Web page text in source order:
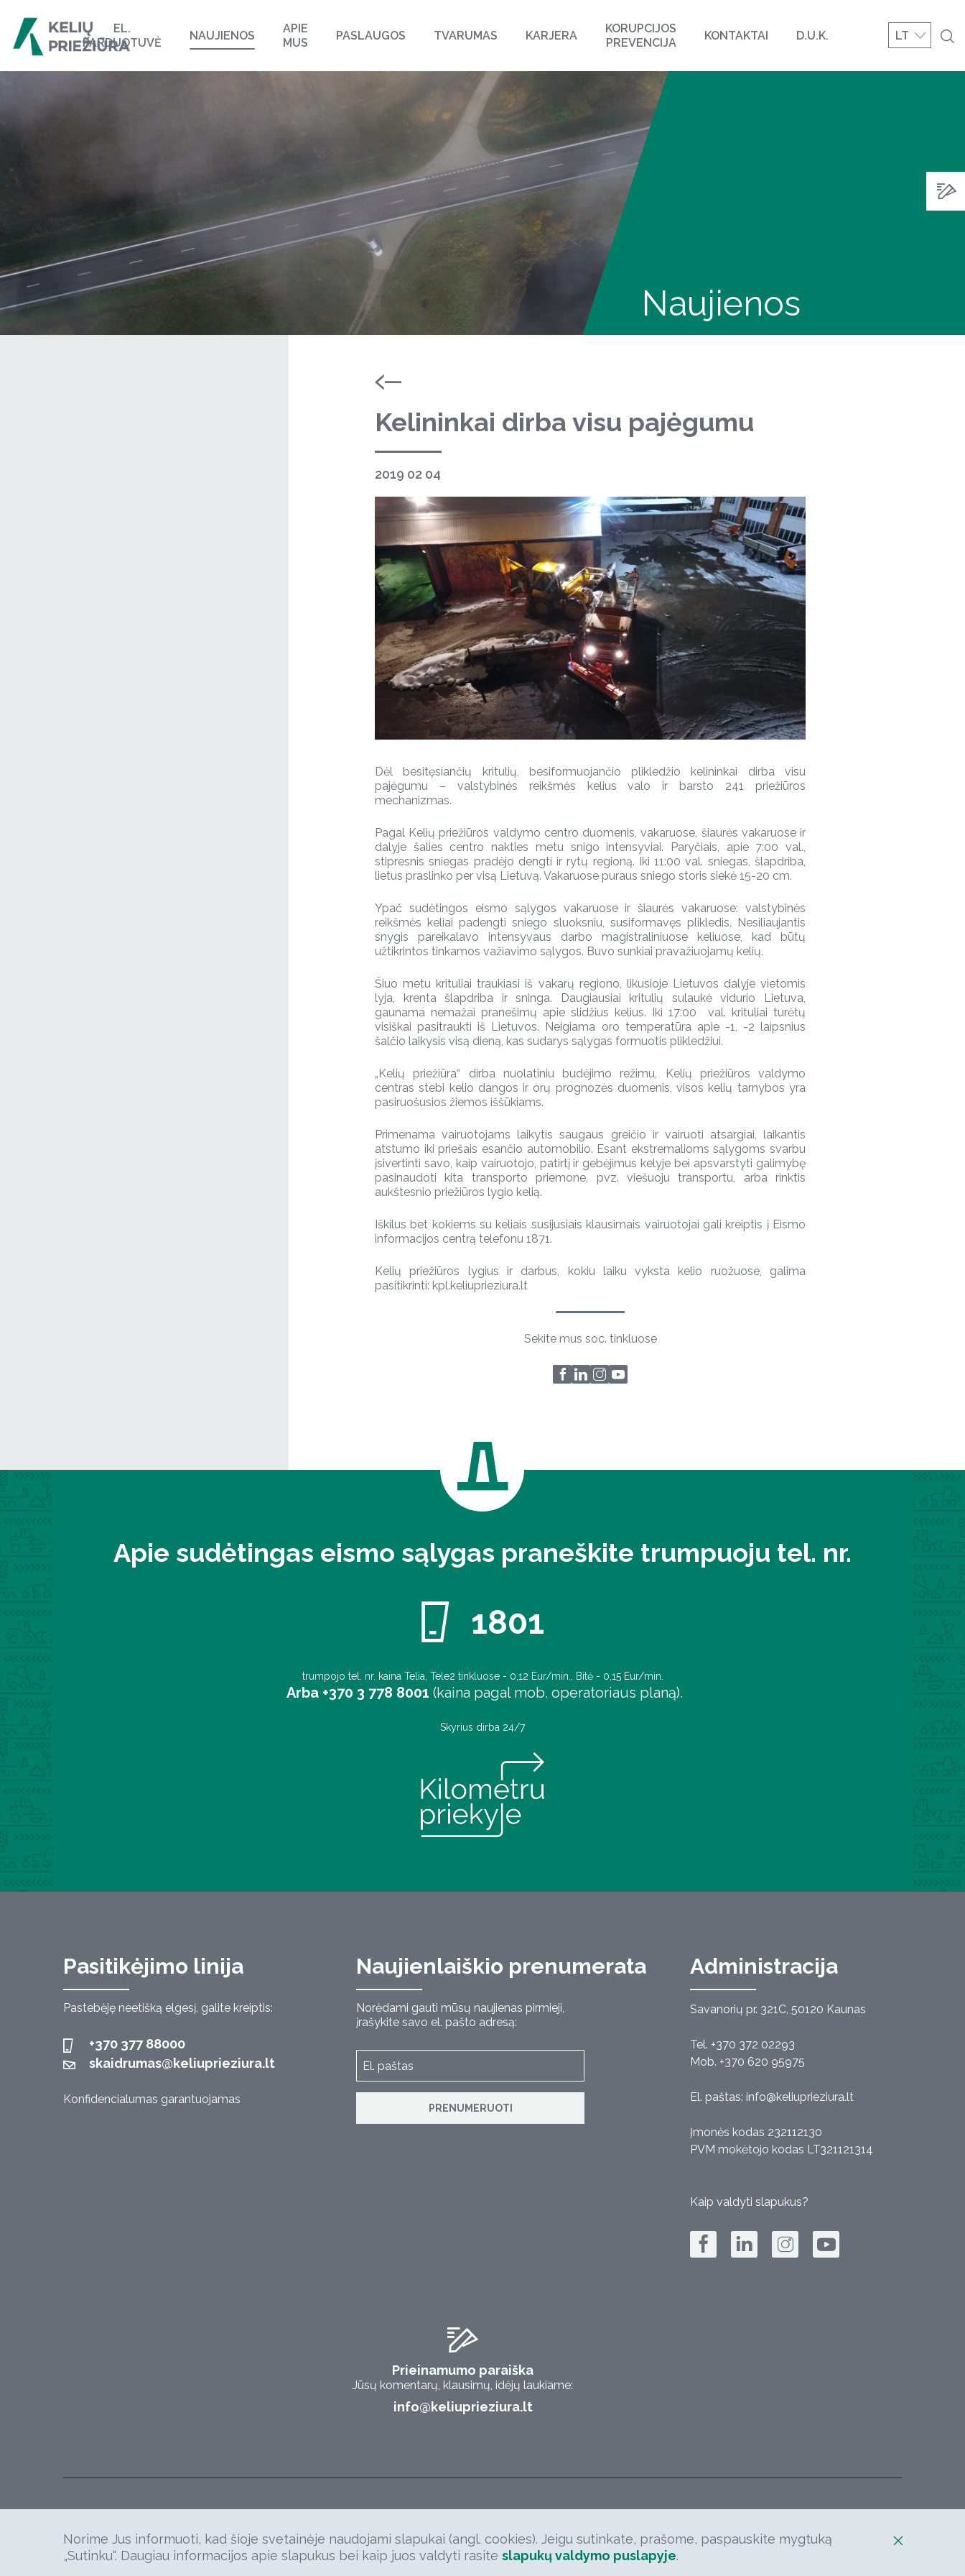
EL.
PARDUOTUVĖ
NAUJIENOS
APIE
MUS
PASLAUGOS TVARUMAS KARJERA
KORUPCIJOS
PREVENCIJA
KONTAKTAI D.U.K. LT
Naujienos
Kelininkai dirba visu pajėgumu
2019 02 04
Dėl besitęsiančių kritulių, besiformuojančio plikledžio kelininkai dirba visu
pajėgumu – valstybinės reikšmės kelius valo ir barsto 241 priežiūros
mechanizmas.
Pagal Kelių priežiūros valdymo centro duomenis, vakaruose, šiaurės vakaruose ir
dalyje šalies centro nakties metu snigo intensyviai. Paryčiais, apie 7:00 val.,
stipresnis sniegas pradėjo dengti ir rytų regioną. Iki 11:00 val. sniegas, šlapdriba,
lietus praslinko per visą Lietuvą. Vakaruose puraus sniego storis siekė 15-20 cm.
Ypač sudėtingos eismo sąlygos vakaruose ir šiaurės vakaruose: valstybinės
reikšmės keliai padengti sniego sluoksniu, susiformavęs plikledis. Nesiliaujantis
snygis pareikalavo intensyvaus darbo magistraliniuose keliuose, kad būtų
užtikrintos tinkamos važiavimo sąlygos. Buvo sunkiai pravažiuojamų kelių.
Šiuo metu krituliai traukiasi iš vakarų regiono, likusioje Lietuvos dalyje vietomis
lyja, krenta šlapdriba ir sninga. Daugiausiai kritulių sulaukė vidurio Lietuva,
gaunama nemažai pranešimų apie slidžius kelius. Iki 17:00 val. krituliai turėtų
visiškai pasitraukti iš Lietuvos. Neigiama oro temperatūra apie -1, -2 laipsnius
šalčio laikysis visą dieną, kas sudarys sąlygas formuotis plikledžiui.
„Kelių priežiūra“ dirba nuolatiniu budėjimo režimu, Kelių priežiūros valdymo
centras stebi kelio dangos ir orų prognozės duomenis, visos kelių tarnybos yra
pasiruošusios žiemos iššūkiams.
Primenama vairuotojams laikytis saugaus greičio ir vairuoti atsargiai, laikantis
atstumo iki priešais esančio automobilio. Esant ekstremalioms sąlygoms svarbu
įsivertinti savo, kaip vairuotojo, patirtį ir gebėjimus kelyje bei apsvarstyti galimybę
pasinaudoti kita transporto priemone, pvz. viešuoju transportu, arba rinktis
aukštesnio priežiūros lygio kelią.
Iškilus bet kokiems su keliais susijusiais klausimais vairuotojai gali kreiptis į Eismo
informacijos centrą telefonu 1871.
Kelių priežiūros lygius ir darbus, kokiu laiku vyksta kelio ruožuose, galima
pasitikrinti: kpl.keliuprieziura.lt
Sekite mus soc. tinkluose
Apie sudėtingas eismo sąlygas praneškite trumpuoju tel. nr.
1801
trumpojo tel. nr. kaina Telia, Tele2 tinkluose - 0,12 Eur/min., Bitė - 0,15 Eur/min.
Arba +370 3 778 8001 (kaina pagal mob. operatoriaus planą).
Skyrius dirba 24/7
Pasitikėjimo linija
Pastebėję neetišką elgesį, galite kreiptis:
+370 377 88000
skaidrumas@keliuprieziura.lt
Konfidencialumas garantuojamas
Naujienlaiškio prenumerata
Norėdami gauti mūsų naujienas pirmieji,
įrašykite savo el. pašto adresą:
PRENUMERUOTI
Administracija
Savanorių pr. 321C, 50120 Kaunas
Tel. +370 372 02293
Mob. +370 620 95975
El. paštas: info@keliuprieziura.lt
Įmonės kodas 232112130
PVM mokėtojo kodas LT321121314
Kaip valdyti slapukus?
Prieinamumo paraiška
Jūsų komentarų, klausimų, idėjų laukiame:
info@keliuprieziura.lt
Norime Jus informuoti, kad šioje svetainėje naudojami slapukai (angl. cookies). Jeigu sutinkate, prašome, paspauskite mygtuką
„Sutinku“. Daugiau informacijos apie slapukus bei kaip juos valdyti rasite slapukų valdymo puslapyje.